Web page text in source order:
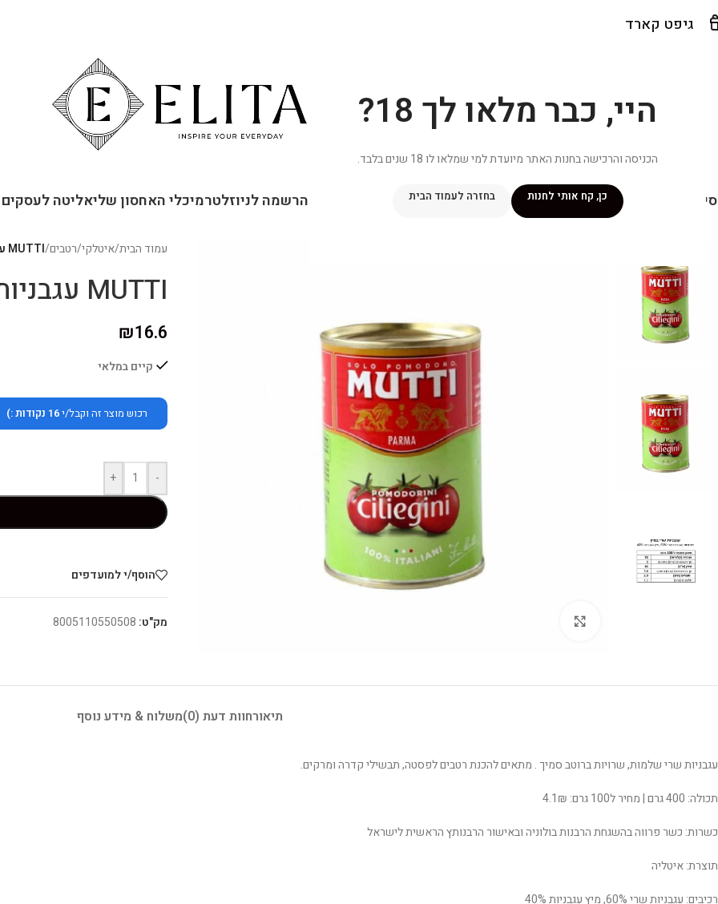
היי, כבר מלאו לך 18?
הכניסה והרכישה בחנות האתר מיועדת למי שמלאו לו 18 שנים בלבד.
כן, קח אותי לחנות בחזרה לעמוד הבית
גיפט קארד
שלי מתכוניםמנוי ״אליטה פלוס״חנותפרסומים במדיה הרשמה לניוזלטרמיכלי האחסון שליאליטה לעסקים
עמוד הבית/איטלקי/רטבים/MUTTI עגבניות שרי שלמות ברוטב
MUTTI עגבניות שרי שלמות ברוטב
₪16.6
קיים במלאי
רכוש מוצר זה וקבל/י16 נקודות :)
-
+
הוסף/י למועדפים
מק"ט: 8005110550508
תיאורחוות דעת (0) משלוח & מידע נוסף
עגבניות שרי שלמות, שרויות ברוטב סמיך . מתאים להכנת רטבים לפסטה, תבשילי קדרה ומרקים.
תכולה: 400 גרם | מחיר ל100 גרם: 4.1₪
כשרות: כשר פרווה בהשגחת הרבנות בולוניה ובאישור הרבנותץ הראשית לישראל
תוצרת: איטליה
רכיבים: עגבניות שרי 60%, מיץ עגבניות 40%